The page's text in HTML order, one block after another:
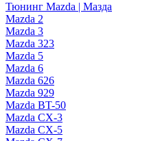
Тюнинг Mazda | Мазда
Mazda 2
Mazda 3
Mazda 323
Mazda 5
Mazda 6
Mazda 626
Mazda 929
Mazda BT-50
Mazda CX-3
Mazda CX-5